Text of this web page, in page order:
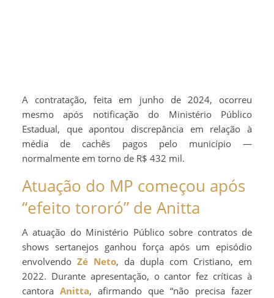
A contratação, feita em junho de 2024, ocorreu
mesmo após notificação do Ministério Público
Estadual, que apontou discrepância em relação à
média de cachês pagos pelo município —
normalmente em torno de R$ 432 mil.
Atuação do MP começou após
“efeito tororó” de Anitta
A atuação do Ministério Público sobre contratos de
shows sertanejos ganhou força após um episódio
envolvendo Zé Neto, da dupla com Cristiano, em
2022. Durante apresentação, o cantor fez críticas à
cantora Anitta, afirmando que “não precisa fazer